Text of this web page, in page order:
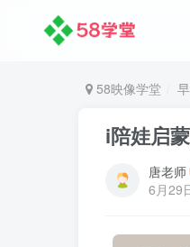
58映像学堂
i陪娃启
唐老师
6月29